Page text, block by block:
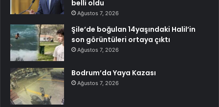
belli oldu
Ağustos 7, 2026
Şile’de boğulan 14yaşındaki Halil’in
son görüntüleri ortaya çıktı
Ağustos 7, 2026
Bodrum’da Yaya Kazası
Ağustos 7, 2026